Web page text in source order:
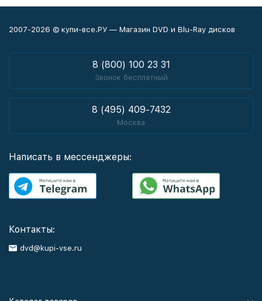
2007-2026 © купи-все.РУ — Магазин DVD и Blu-Ray дисков
8 (800) 100 23 31
Звонок бесплатный
8 (495) 409-7432
Москва
Написать в мессенджеры:
Контакты:
dvd@kupi-vse.ru